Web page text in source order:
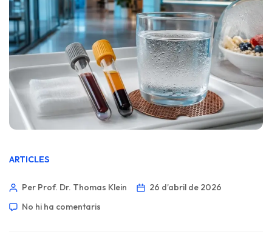
ARTICLES
Per Prof. Dr. Thomas Klein
26 d’abril de 2026
No hi ha comentaris